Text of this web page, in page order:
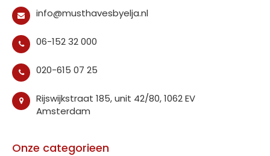
info@musthavesbyelja.nl
06-152 32 000
020-615 07 25
Rijswijkstraat 185, unit 42/80, 1062 EV
Amsterdam
Onze categorieen